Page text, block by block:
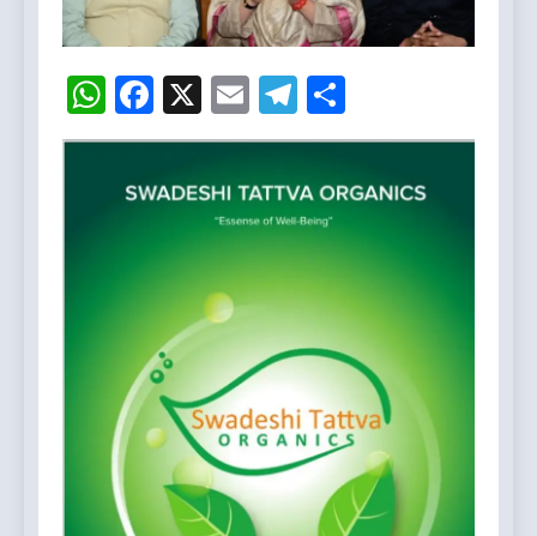
WhatsApp
Facebook
X EmailTelegram